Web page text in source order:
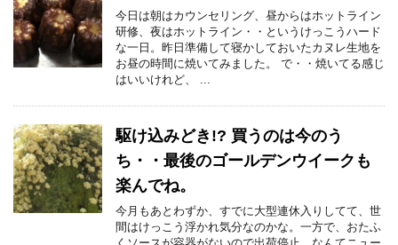
今日は朝はカウンセリング、昼からはホットライン
研修、夜はホットライン・・というけっこうハード
な一日。昨日準備して寝かしておいたカヌレ生地を
お昼の時間に焼いてみました。 で・・焼いてる感じ
はいいけれど、 ...
駆け込みどき!? 買うのは今のう
ち・・最後のゴールデンウイークも
楽んでね。
今月もあとわずか、すでに大型連休入りしてて、世
間はけっこう浮かれ気分なのかな。一方で、おたふ